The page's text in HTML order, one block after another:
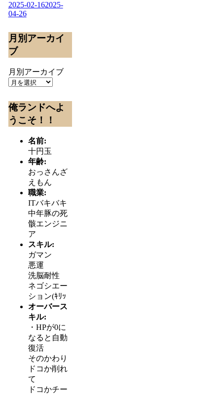
2025-02-162025-
04-26
月別アーカイ
ブ
月別アーカイブ
俺ランドへよ
うこそ！！
名前:
十円玉
年齢:
おっさんざ
えもん
職業:
ITバキバキ
中年豚の死
骸エンジニ
ア
スキル:
ガマン
悪運
洗脳耐性
ネゴシエー
ション(ｷﾘｯ
オーバース
キル:
・HPが0に
なると自動
復活
そのかわり
ドコか削れ
て
ドコかチー